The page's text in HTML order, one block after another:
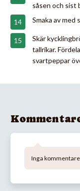
såsen och sist
Smaka av med
Skär
tallrikar.
svartpeppar
Inga